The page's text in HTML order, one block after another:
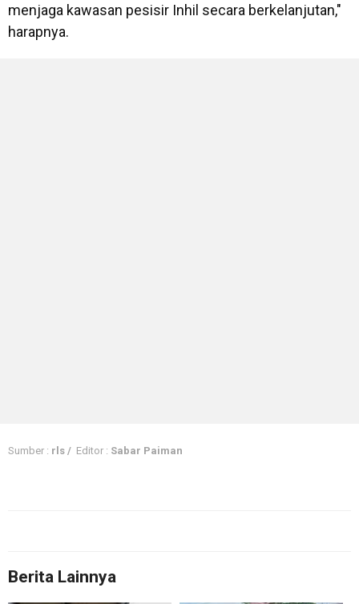
menjaga kawasan pesisir Inhil secara berkelanjutan,"
harapnya.
Sumber : rls / Editor : Sabar Paiman
Berita Lainnya